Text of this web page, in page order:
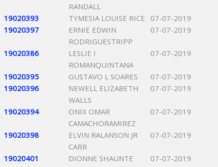
RANDALL
19020393 TYMESIA LOUISE RICE
07-07-2019
19020397
ERNIE EDWIN
RODRIGUESTRIPP
07-07-2019
19020386
LESLIE I
ROMANQUINTANA
07-07-2019
19020395 GUSTAVO L SOARES
07-07-2019
19020396
NEWELL ELIZABETH
WALLS
07-07-2019
19020394
ONIX OMAR
CAMACHORAMIREZ
07-07-2019
19020398
ELVIN RALANSON JR
CARR
07-07-2019
19020401
DIONNE SHAUNTE
07-07-2019